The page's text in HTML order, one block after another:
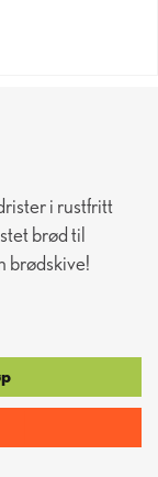
i rustfritt
brød til
brødskive!